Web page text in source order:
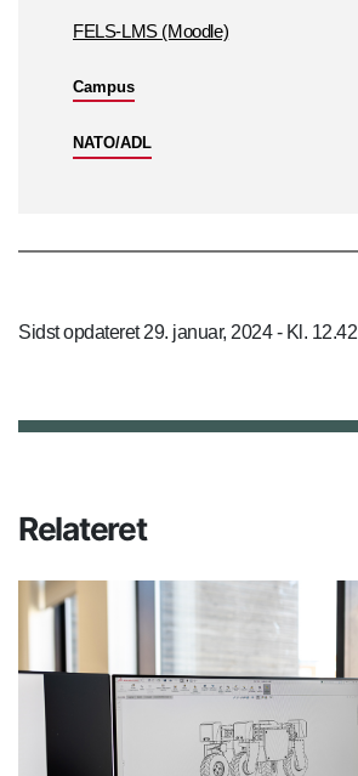
FELS-LMS (Moodle)
Campus
NATO/ADL
Sidst opdateret 29. januar, 2024 - Kl. 12.42
Relateret